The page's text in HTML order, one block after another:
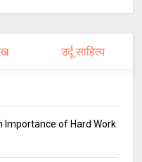
उर्दू साहित्य
Importance of Hard Work